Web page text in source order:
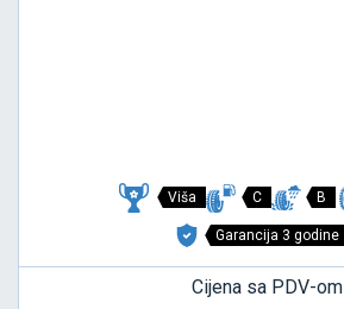
Viša C B
Garancija 3 godine
Cijena sa PDV-om